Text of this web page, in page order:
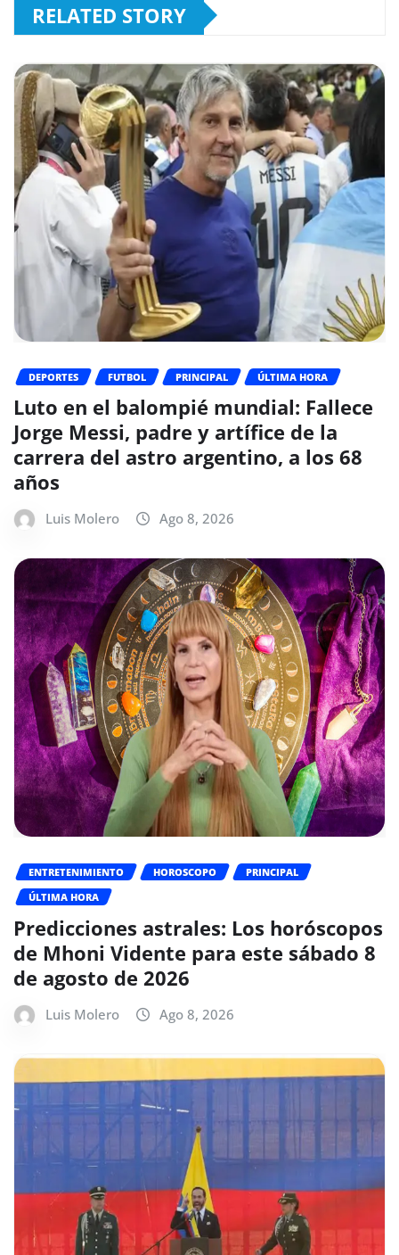
RELATED STORY
DEPORTES FUTBOL PRINCIPAL ÚLTIMA HORA
Luto en el balompié mundial: Fallece
Jorge Messi, padre y artífice de la
carrera del astro argentino, a los 68
años
Luis Molero Ago 8, 2026
ENTRETENIMIENTO HOROSCOPO
PRINCIPAL
ÚLTIMA HORA
Predicciones astrales: Los horóscopos
de Mhoni Vidente para este sábado 8
de agosto de 2026
Luis Molero Ago 8, 2026